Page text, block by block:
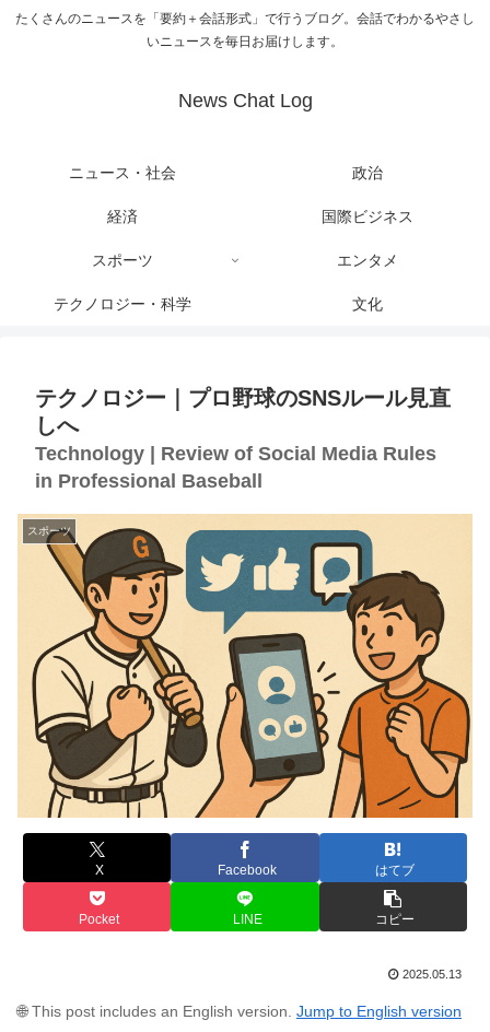
たくさんのニュースを「要約＋会話形式」で行うブログ。会話でわかるやさし
いニュースを毎日お届けします。
News Chat Log
ニュース・社会 政治
経済 国際ビジネス
スポーツ エンタメ
テクノロジー・科学 文化
テクノロジー｜プロ野球のSNSルール見直
しへ
Technology | Review of Social Media Rules
in Professional Baseball
スポーツ
X Facebook はてブ
Pocket LINE コピー
2025.05.13
🌐 This post includes an English version. Jump to English version